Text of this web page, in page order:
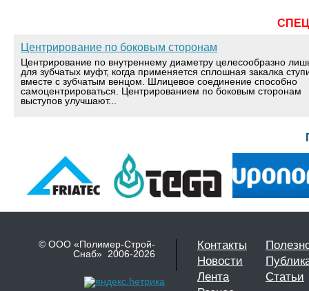
Центрирование по боковым сторонам
Центрирование по внутреннему диаметру целесообразно
для зубчатых муфт, когда применяется сплошная закалка
вместе с зубчатым венцом. Шлицевое соединение способно
самоцентрироваться. Центрированием по боковым сторонам
выступов улучшают...
© ООО «Полимер-Строй-
Снаб» 2006-2026
Контакты
Новости
Лента
Статьи